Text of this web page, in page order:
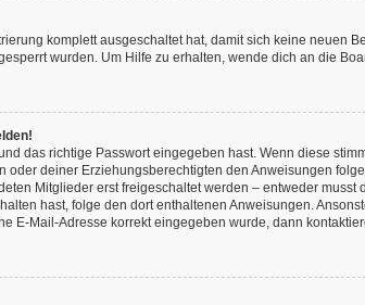
komplett ausgeschaltet hat, damit sich keine neuen
wurden. Um Hilfe zu erhalten, wende dich an die
das richtige Passwort eingegeben hast. Wenn diese
oder deiner Erziehungsberechtigten den Anweisungen
Mitglieder erst freigeschaltet werden – entweder
hast, folge den dort enthaltenen Anweisungen.
E-Mail-Adresse korrekt eingegeben wurde, dann